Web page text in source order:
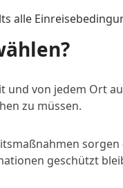
alle
und von jedem Ort
zu müssen.
sorgen
geschützt